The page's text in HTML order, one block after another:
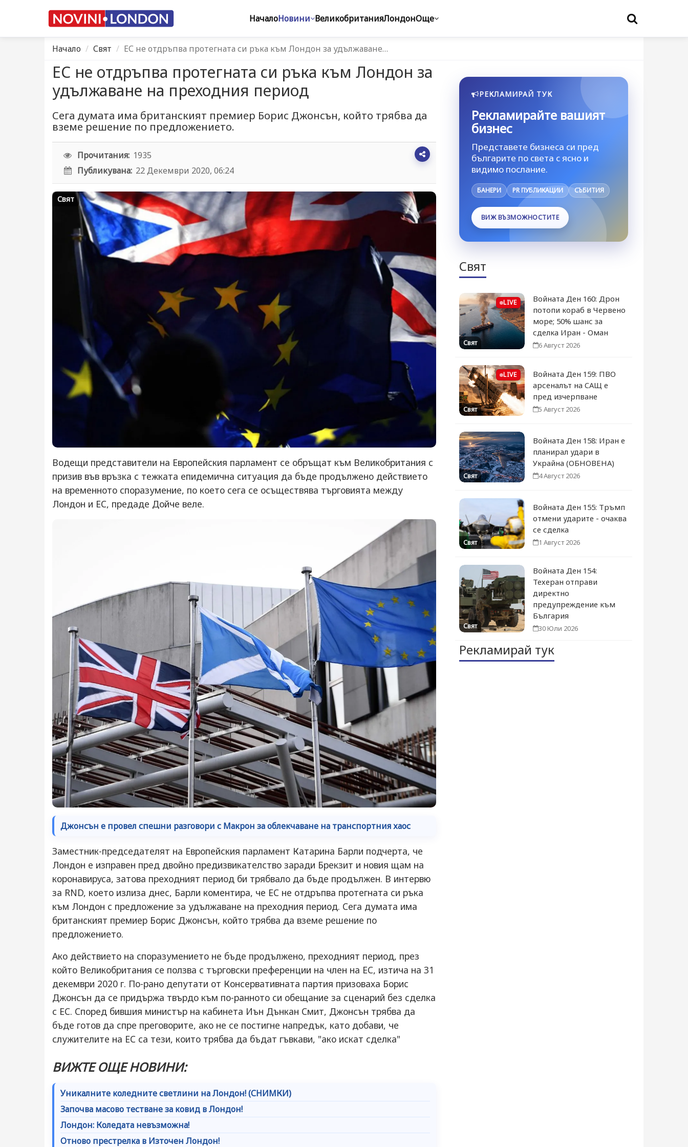
НачалоНовини ВеликобританияЛондонОще
Начало Свят ЕС не отдръпва протегната си ръка към Лондон за удължаване…
ЕС не отдръпва протегната си ръка към Лондон за
удължаване на преходния период
Сега думата има британският премиер Борис Джонсън, който трябва да
вземе решение по предложението.
Прочитания: 1935
Публикувана: 22 Декември 2020, 06:24
Свят
Водещи представители на Европейския парламент се обръщат към Великобритания с
призив във връзка с тежката епидемична ситуация да бъде продължено действието
на временното споразумение, по което сега се осъществява търговията между
Лондон и ЕС, предаде Дойче веле.
Джонсън е провел спешни разговори с Макрон за облекчаване на транспортния хаос
Заместник-председателят на Европейския парламент Катарина Барли подчерта, че
Лондон е изправен пред двойно предизвикателство заради Брекзит и новия щам на
коронавируса, затова преходният период би трябвало да бъде продължен. В интервю
за RND, което излиза днес, Барли коментира, че ЕС не отдръпва протегната си ръка
към Лондон с предложение за удължаване на преходния период. Сега думата има
британският премиер Борис Джонсън, който трябва да вземе решение по
предложението.
Ако действието на споразумението не бъде продължено, преходният период, през
който Великобритания се ползва с търговски преференции на член на ЕС, изтича на 31
декември 2020 г. По-рано депутати от Консервативната партия призоваха Борис
Джонсън да се придържа твърдо към по-ранното си обещание за сценарий без сделка
с ЕС. Според бившия министър на кабинета Иън Дънкан Смит, Джонсън трябва да
бъде готов да спре преговорите, ако не се постигне напредък, като добави, че
служителите на ЕС са тези, които трябва да бъдат гъвкави, "ако искат сделка"
ВИЖТЕ ОЩЕ НОВИНИ:
Уникалните коледните светлини на Лондон! (СНИМКИ)
Започва масово тестване за ковид в Лондон!
Лондон: Коледата невъзможна!
Отново престрелка в Източен Лондон!
РЕКЛАМИРАЙ ТУК
Рекламирайте вашият
бизнес
Представете бизнеса си пред
българите по света с ясно и
видимо послание.
БАНЕРИ PR ПУБЛИКАЦИИ СЪБИТИЯ
ВИЖ ВЪЗМОЖНОСТИТЕ
Свят
LIVE
Свят
Войната Ден 160: Дрон
потопи кораб в Червено
море; 50% шанс за
сделка Иран - Оман
6 Август 2026
LIVE
Свят
Войната Ден 159: ПВО
арсеналът на САЩ е
пред изчерпване
5 Август 2026
Свят
Войната Ден 158: Иран е
планирал удари в
Украйна (ОБНОВЕНА)
4 Август 2026
Свят
Войната Ден 155: Тръмп
отмени ударите - очаква
се сделка
1 Август 2026
Свят
Войната Ден 154:
Техеран отправи
директно
предупреждение към
България
30 Юли 2026
Рекламирай тук